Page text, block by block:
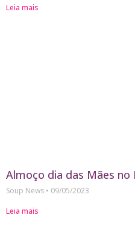
Leia mais
Almoço dia das Mães no
Soup News
09/05/2023
Leia mais